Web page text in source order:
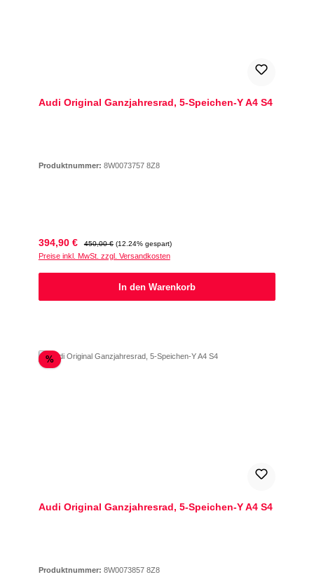
Audi Original Ganzjahresrad, 5-Speichen-Y A4 S4
Produktnummer: 8W0073757 8Z8
Verkaufspreis:
394,90 € Regulärer Preis:
450,00 € (12.24% gespart)
Preise inkl. MwSt. zzgl. Versandkosten
In den Warenkorb
%Rabatt
Audi Original Ganzjahresrad, 5-Speichen-Y A4 S4
Produktnummer: 8W0073857 8Z8